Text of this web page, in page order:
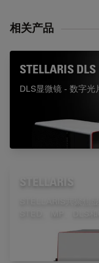
相关产品
STELLARIS DLS
DLS显微镜 - 数字光
STELLARIS
STELLARIS共聚焦
STED、MP、DLS